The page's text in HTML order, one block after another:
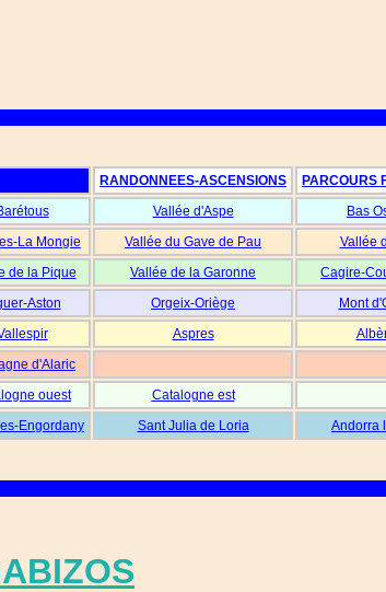
RANDONNEES-ASCENSIONS PARCOURS
Vallée d'Aspe Bas
La Mongie Vallée du Gave de Pau Vallée
de la Pique Vallée de la Garonne
Cagire-
Aston Orgeix-Oriège Mont
Aspres
d'Alaric
ouest
Catalogne est
Engordany Sant Julia de Loria Andorra